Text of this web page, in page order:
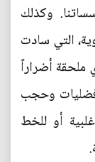
وكذلك
التي سادت
ملحقة أضراراً
وحجب
أو للخط